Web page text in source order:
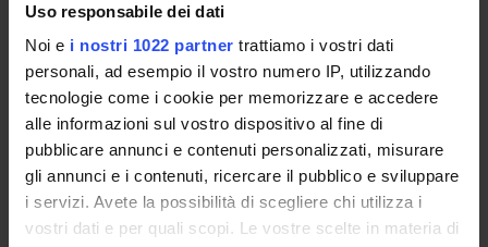
Uso responsabile dei dati
Noi e i nostri 1022 partner trattiamo i vostri dati
personali, ad esempio il vostro numero IP, utilizzando
tecnologie come i cookie per memorizzare e accedere
alle informazioni sul vostro dispositivo al fine di
pubblicare annunci e contenuti personalizzati, misurare
gli annunci e i contenuti, ricercare il pubblico e sviluppare
i servizi. Avete la possibilità di scegliere chi utilizza i
vostri dati e per quali scopi. Le vostre scelte in materia di
Massimo Girelli
Associate Professor
SECTIONS
Physiology and Psychology Section